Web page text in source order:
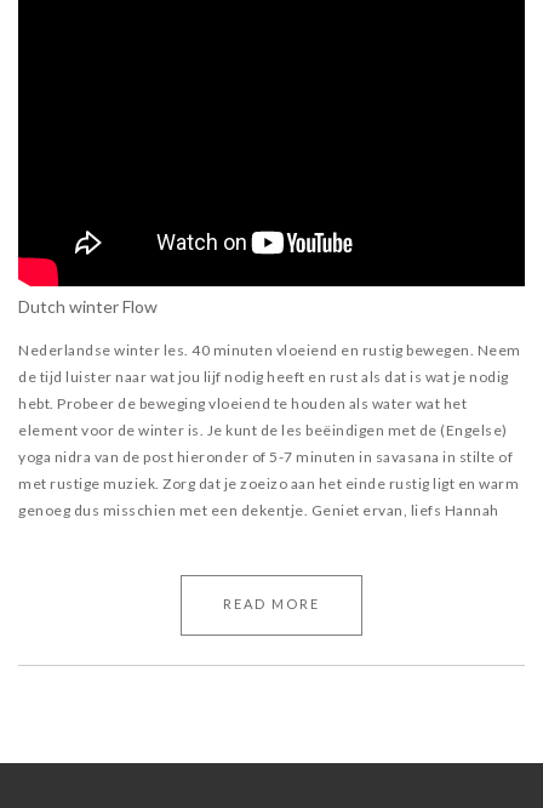
Dutch winter Flow
Nederlandse winter les. 40 minuten vloeiend en rustig bewegen. Neem
de tijd luister naar wat jou lijf nodig heeft en rust als dat is wat je nodig
hebt. Probeer de beweging vloeiend te houden als water wat het
element voor de winter is. Je kunt de les beëindigen met de (Engelse)
yoga nidra van de post hieronder of 5-7 minuten in savasana in stilte of
met rustige muziek. Zorg dat je zoeizo aan het einde rustig ligt en warm
genoeg dus misschien met een dekentje. Geniet ervan, liefs Hannah
READ MORE